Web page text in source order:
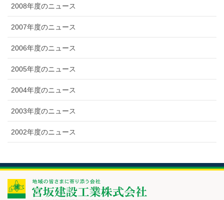
2008年度のニュース
2007年度のニュース
2006年度のニュース
2005年度のニュース
2004年度のニュース
2003年度のニュース
2002年度のニュース